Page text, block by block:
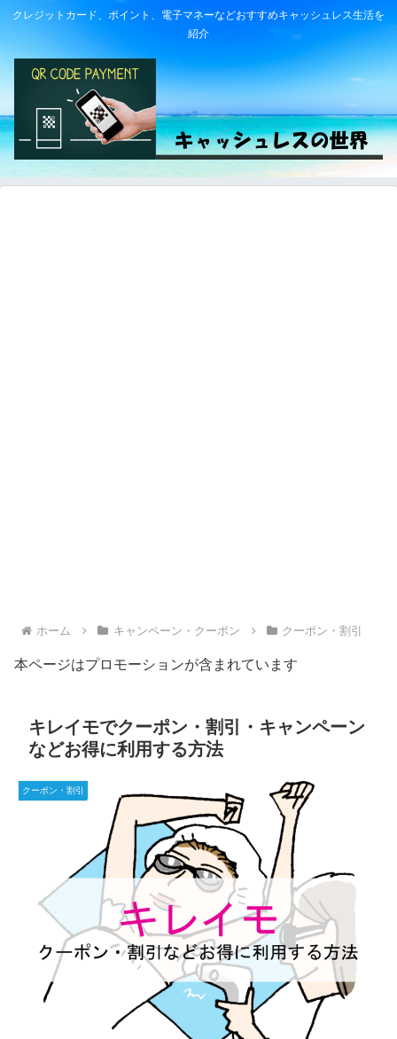
クレジットカード、ポイント、電子マネーなどおすすめキャッシュレス生活を
紹介
ホーム キャンペーン・クーポン クーポン・割引
本ページはプロモーションが含まれています
キレイモでクーポン・割引・キャンペーン
などお得に利用する方法
クーポン・割引